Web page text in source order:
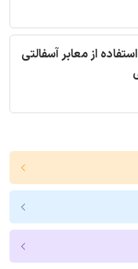
از معابر آسفالتی